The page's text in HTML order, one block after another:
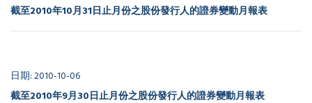
截至2010年10月31日止月份之股份發行人的證券變動月報表
日期: 2010-10-06
截至2010年9月30日止月份之股份發行人的證券變動月報表